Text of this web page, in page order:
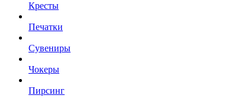
Кресты
Печатки
Сувениры
Чокеры
Пирсинг